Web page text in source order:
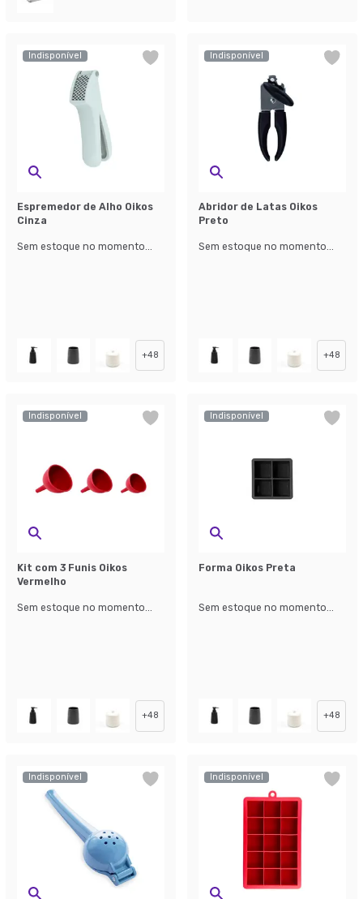
Indisponível
Espremedor de Alho Oikos
Cinza
Sem estoque no momento...
+48
Indisponível
Abridor de Latas Oikos
Preto
Sem estoque no momento...
+48
Indisponível
Kit com 3 Funis Oikos
Vermelho
Sem estoque no momento...
+48
Indisponível
Forma Oikos Preta
Sem estoque no momento...
+48
Indisponível Indisponível